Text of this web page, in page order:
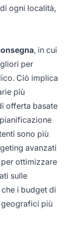
ogni località,
, in cui
per
Ciò implica
più
offerta basate
sono più
avanzati
ottimizzare
sulle
i budget di
più